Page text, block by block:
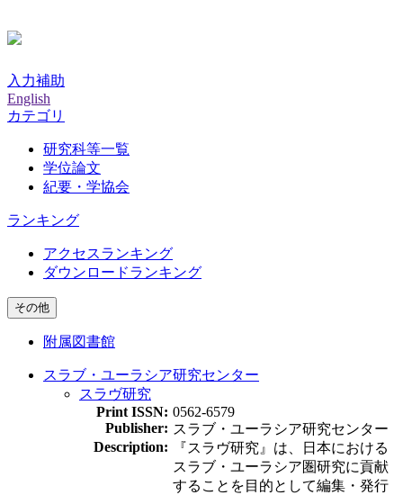
入力補助
English
カテゴリ
研究科等一覧
学位論文
紀要・学協会
ランキング
アクセスランキング
ダウンロードランキング
その他
附属図書館
スラブ・ユーラシア研究センター
スラヴ研究
Print ISSN: 0562-6579
Publisher: スラブ・ユーラシア研究センター
Description:
『スラヴ研究』は、日本における
スラブ・ユーラシア圏研究に貢献
することを目的として編集・発行